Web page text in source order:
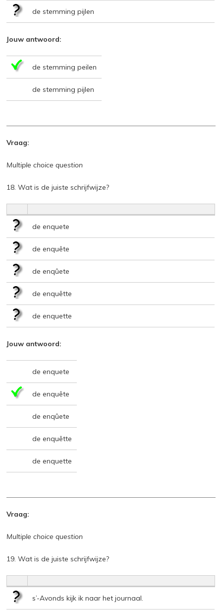
de stemming pijlen
Jouw antwoord:
de stemming peilen
de stemming pijlen
Vraag:
Multiple choice question
18. Wat is de juiste schrijfwijze?
de enquete
de enquête
de enqûete
de enquêtte
de enquette
Jouw antwoord:
de enquete
de enquête
de enqûete
de enquêtte
de enquette
Vraag:
Multiple choice question
19. Wat is de juiste schrijfwijze?
s’-Avonds kijk ik naar het journaal.